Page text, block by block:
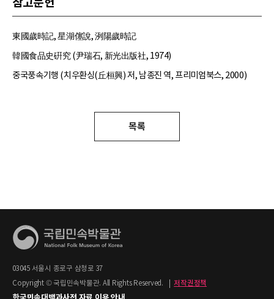
東國歲時記, 星湖僿說, 洌陽歲時記
韓國食品史硏究 (尹瑞石, 新光出版社, 1974)
중국풍속기행 (치우환싱(丘桓興) 저, 남종진 역, 프리미엄북스, 2000)
목록
03045 서울시 종로구 삼청로 37
Copyright © 국립민속박물관. All Rights Reserved.
저작권정책